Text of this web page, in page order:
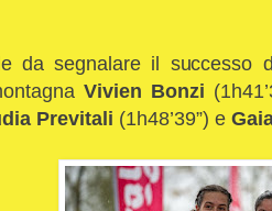
da segnalare il successo
Vivien Bonzi
Previtali (1h48’39”) e